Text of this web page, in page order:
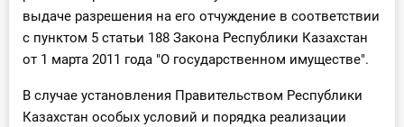
выдаче разрешения на его отчуждение в соответствии
с пунктом 5 статьи 188 Закона Республики Казахстан
от 1 марта 2011 года "О государственном имуществе".
В случае установления Правительством Республики
Казахстан особых условий и порядка реализации